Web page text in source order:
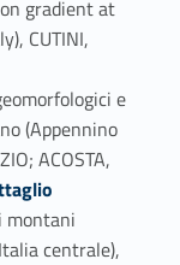
gradient at
CUTINI,
e
(Appennino
ACOSTA,
montani
centrale),